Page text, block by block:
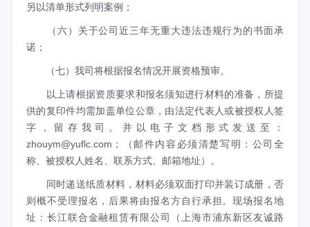
另以清单形式列明案例；
（六）关于公司近三年无重大违法违规行为的书面承
诺；
（七）我司将根据报名情况开展资格预审。
以上请根据资质要求和报名须知进行材料的准备，所提
供的复印件均需加盖单位公章，由法定代表人或被授权人签
字，留存我司。并以电子文档形式发送至：
zhouym@yuflc.com；（邮件内容必须清楚写明：公司全
称、被授权人姓名、联系方式、邮箱地址）。
同时递送纸质材料，材料必须双面打印并装订成册，否
则概不受理报名，后果将由报名方自行承担。现场报名地
址：长江联合金融租赁有限公司（上海市浦东新区友诚路